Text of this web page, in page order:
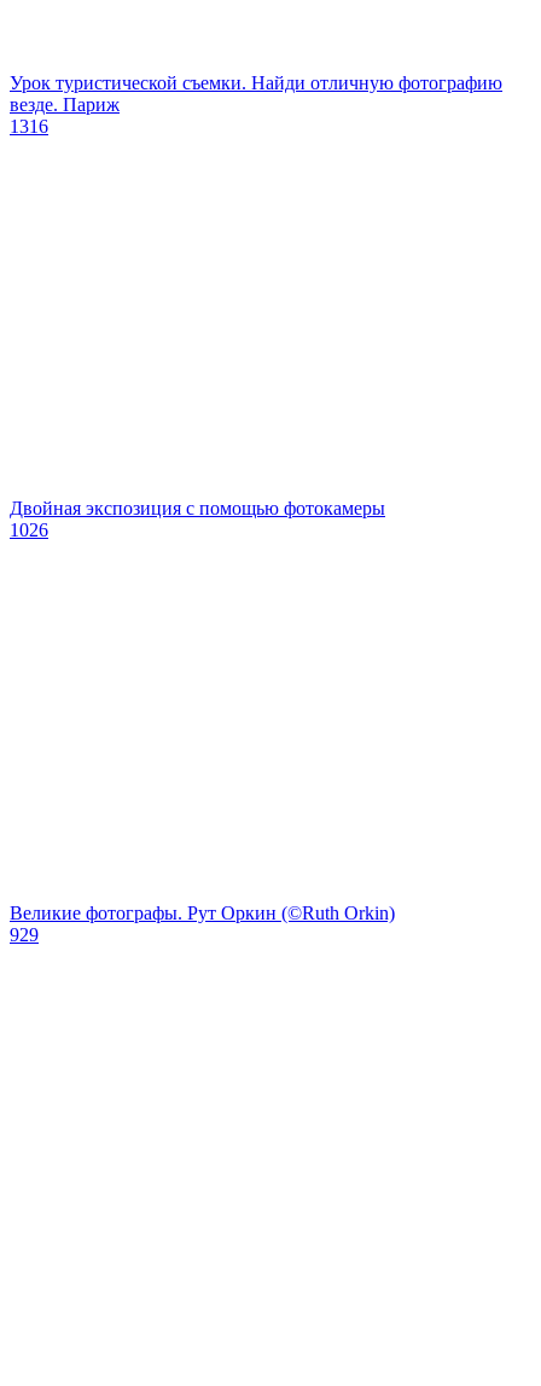
Урок туристической съемки. Найди отличную фотографию
везде. Париж
1316
Двойная экспозиция с помощью фотокамеры
1026
Великие фотографы. Рут Оркин (©Ruth Orkin)
929